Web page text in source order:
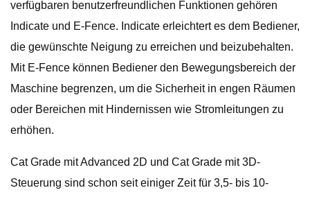
verfügbaren benutzerfreundlichen Funktionen gehören
Indicate und E-Fence. Indicate erleichtert es dem Bediener,
die gewünschte Neigung zu erreichen und beizubehalten.
Mit E-Fence können Bediener den Bewegungsbereich der
Maschine begrenzen, um die Sicherheit in engen Räumen
oder Bereichen mit Hindernissen wie Stromleitungen zu
erhöhen.
Cat Grade mit Advanced 2D und Cat Grade mit 3D-
Steuerung sind schon seit einiger Zeit für 3,5- bis 10-